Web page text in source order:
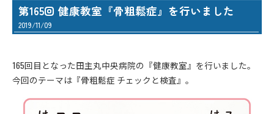
第165回 健康教室『骨粗鬆症』を行いました
2019/11/09
165回目となった田主丸中央病院の『健康教室』を行いました。
今回のテーマは『骨粗鬆症 チェックと検査』。